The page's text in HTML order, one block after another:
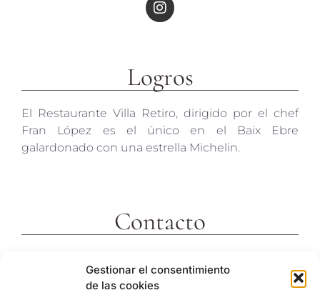
Gestionar el consentimiento
de las cookies
Logros
El Restaurante Villa Retiro, dirigido por el chef
Fran López es el único en el Baix Ebre
galardonado con una estrella Michelin.
Contacto
43592 Xerta
Tarragona (España)